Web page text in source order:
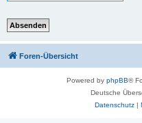
Foren-Übersicht
Powered by phpBB®
Deutsche
Datenschutz|